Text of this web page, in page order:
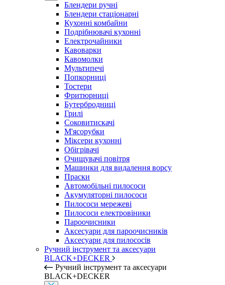
Блендери ручні
Блендери стаціонарні
Кухонні комбайни
Подрібнювачі кухонні
Електрочайники
Кавоварки
Кавомолки
Мультипечі
Попкорниці
Тостери
Фритюрниці
Бутербродниці
Грилі
Соковитискачі
М'ясорубки
Міксери кухонні
Обігрівачі
Очищувачі повітря
Машинки для видалення ворсу
Праски
Автомобільні пилососи
Акумуляторні пилососи
Пилососи мережеві
Пилососи електровіники
Пароочисники
Аксесуари для пароочисників
Аксесуари для пилососів
Ручний інструмент та аксесуари
BLACK+DECKER
Ручний інструмент та аксесуари
BLACK+DECKER